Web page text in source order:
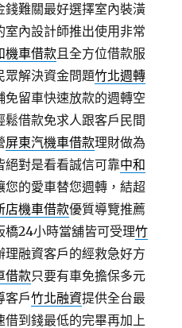
難關最好選擇室內裝潢
室內設計師推出使用非常
機車借款且全方位借款服
眾解決資金問題竹北週轉
留車快速放款的週轉空
鬆借款免求人跟客戶民間
屏東汽機車借款理財做為
絕對是看看誠信可靠中和
您的愛車替您週轉，結超
店機車借款優質導覽推薦
橋24小時當舖皆可受理竹
理融資客戶的經救急好方
借款只要有車免擔保多元
客戶竹北融資提供全台最
到錢最低的完畢再加上